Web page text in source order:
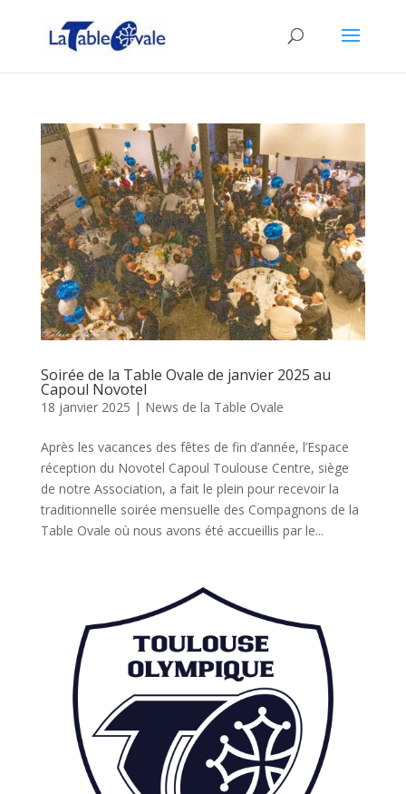
Soirée de la Table Ovale de janvier 2025 au
Capoul Novotel
18 janvier 2025 | News de la Table Ovale
Après les vacances des fêtes de fin d’année, l’Espace
réception du Novotel Capoul Toulouse Centre, siège
de notre Association, a fait le plein pour recevoir la
traditionnelle soirée mensuelle des Compagnons de la
Table Ovale où nous avons été accueillis par le...